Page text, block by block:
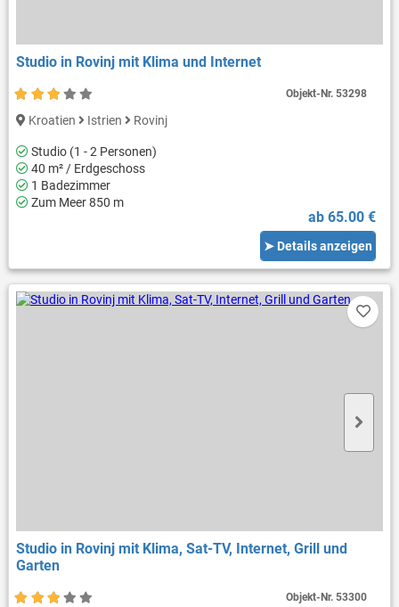
Studio in Rovinj mit Klima und Internet
Kroatien Istrien Rovinj
Studio (1 - 2 Personen)
40 m² / Erdgeschoss
1 Badezimmer
Zum Meer 850 m
ab 65.00 €
➤ Details anzeigen
Objekt-Nr.53298
Studio in Rovinj mit Klima, Sat-TV, Internet, Grill und
Garten
Objekt-Nr.53300